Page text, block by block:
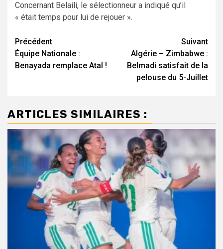
Concernant Belaili, le sélectionneur a indiqué qu’il
« était temps pour lui de rejouer ».
Navigation
d’article
Précédent
Équipe Nationale :
Benayada remplace Atal !
Suivant
Algérie – Zimbabwe :
Belmadi satisfait de la
pelouse du 5-Juillet
ARTICLES SIMILAIRES :